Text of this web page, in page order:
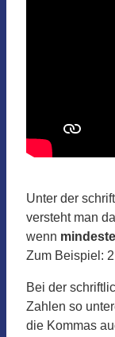
Unter der
versteht man
wenn
Zum Beispiel:
Bei der
Zahlen so
die Kommas